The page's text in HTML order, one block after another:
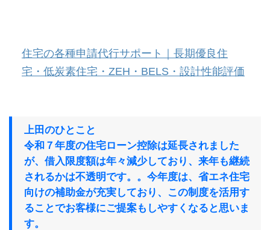
住宅の各種申請代行サポート｜長期優良住
宅・低炭素住宅・ZEH・BELS・設計性能評価
上田のひとこと
令和７年度の住宅ローン控除は延長されました
が、借入限度額は年々減少しており、来年も継続
されるかは不透明です。。今年度は、省エネ住宅
向けの補助金が充実しており、この制度を活用す
ることでお客様にご提案もしやすくなると思いま
す。